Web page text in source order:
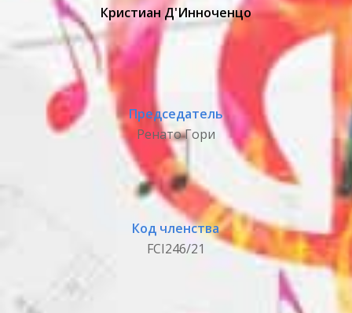
Кристиан Д'Инноченцо
Председатель
Ренато Гори
Код членства
FCI246/21